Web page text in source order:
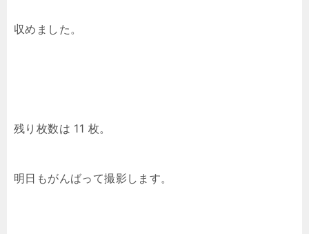
収めました。
残り枚数は 11 枚。
明日もがんばって撮影します。